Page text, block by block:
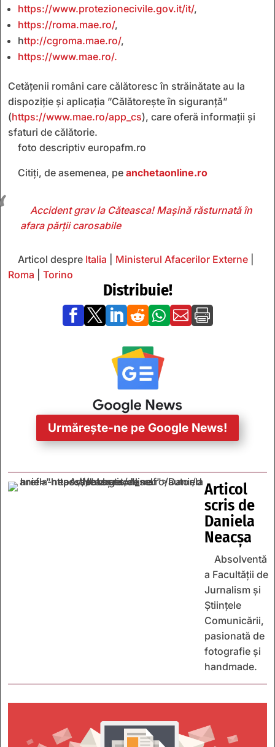
https://www.protezionecivile.gov.it/it/,
https://roma.mae.ro/,
http://cgroma.mae.ro/,
https://www.mae.ro/.
Cetăţenii români care călătoresc în străinătate au la
dispoziţie și aplicaţia ”Călătoreşte în siguranţă”
(https://www.mae.ro/app_cs), care oferă informaţii şi
sfaturi de călătorie.
foto descriptiv europafm.ro
Citiți, de asemenea, pe anchetaonline.ro
Accident grav la Căteasca! Mașină răsturnată în
afara părții carosabile
Articol despre Italia Ministerul Afacerilor Externe
Roma
Torino
Distribuie!
      
Urmărește-ne pe Google News!
Articol
scris de
Daniela
Neacșa
Absolventă
a Facultății de
Jurnalism și
Științele
Comunicării,
pasionată de
fotografie și
handmade.